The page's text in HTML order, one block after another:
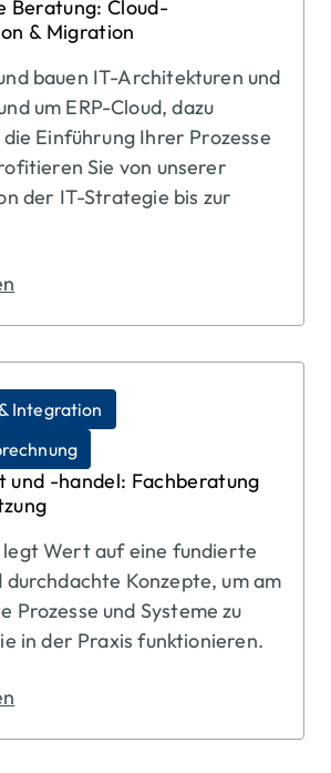
Beratung: Cloud-
& Migration
bauen IT-Architekturen und
um ERP-Cloud, dazu
Einführung Ihrer Prozesse
Sie von unserer
der IT-Strategie bis zur
und -handel: Fachberatung
legt Wert auf eine fundierte
Konzepte, um am
Prozesse und Systeme zu
in der Praxis funktionieren.
Integration